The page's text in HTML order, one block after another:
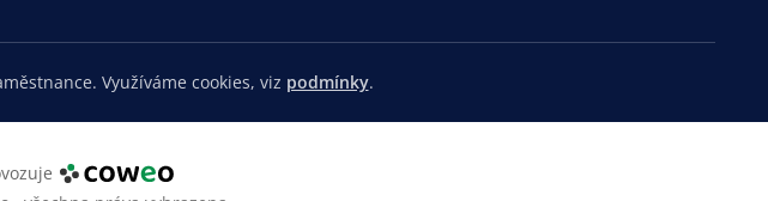
Využíváme cookies, viz podmínky.